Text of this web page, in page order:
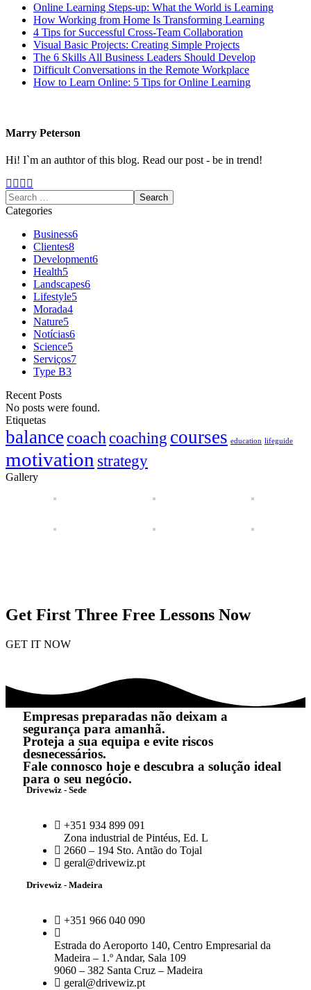
Online Learning Steps-up: What the World is Learning
How Working from Home Is Transforming Learning
4 Tips for Successful Cross-Team Collaboration
Visual Basic Projects: Creating Simple Projects
The 6 Skills All Business Leaders Should Develop
Difficult Conversations in the Remote Workplace
How to Learn Online: 5 Tips for Online Learning
Marry Peterson
Hi! I`m an authtor of this blog. Read our post - be in trend!
Categories
Business6
Clientes8
Development6
Health5
Landscapes6
Lifestyle5
Morada4
Nature5
Notícias6
Science5
Serviços7
Type B3
Recent Posts
No posts were found.
Etiquetas
balance coach coaching courses education lifeguide
motivation strategy
Gallery
Get First Three Free Lessons Now
GET IT NOW
Empresas preparadas não deixam a
segurança para amanhã.
Proteja a sua equipa e evite riscos
desnecessários.
Fale connosco hoje e descubra a solução ideal
para o seu negócio.
Drivewiz - Sede
+351 934 899 091
Zona industrial de Pintéus, Ed. L
2660 – 194 Sto. Antão do Tojal
geral@drivewiz.pt
Drivewiz - Madeira
+351 966 040 090
Estrada do Aeroporto 140, Centro Empresarial da
Madeira – 1.º Andar, Sala 109
9060 – 382 Santa Cruz – Madeira
geral@drivewiz.pt